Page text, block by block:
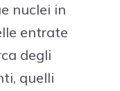
nuclei in
entrate
degli
quelli